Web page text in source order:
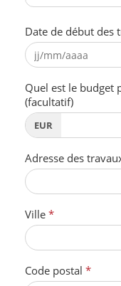
Date de début des
Quel est le budget
(facultatif)
Adresse des
Ville
Code postal